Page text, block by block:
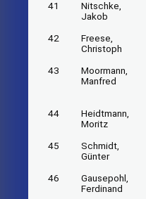
41
Nitschke,
Jakob
42
Freese,
Christoph
43
Moormann,
Manfred
44
Heidtmann,
Moritz
45
Schmidt,
Günter
46
Gausepohl,
Ferdinand